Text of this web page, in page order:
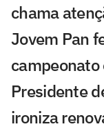
chama
Jovem Pan
campeonato
Presidente
ironiza